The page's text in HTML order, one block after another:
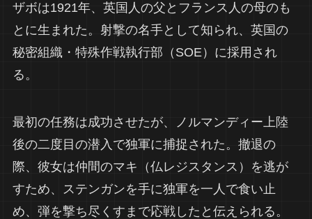
ザボは1921年、英国人の父とフランス人の母のも
とに生まれた。射撃の名手として知られ、英国の
秘密組織・特殊作戦執行部（SOE）に採用され
る。
最初の任務は成功させたが、ノルマンディー上陸
後の二度目の潜入で独軍に捕捉された。撤退の
際、彼女は仲間のマキ（仏レジスタンス）を逃が
すため、ステンガンを手に独軍を一人で食い止
め、弾を撃ち尽くすまで応戦したと伝えられる。